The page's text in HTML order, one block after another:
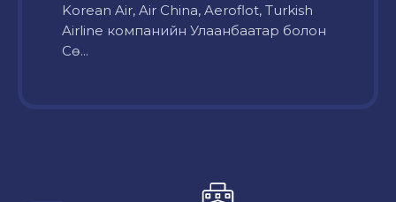
Korean Air, Air China, Aeroflot, Turkish
Airline компанийн Улаанбаатар болон
Сө...